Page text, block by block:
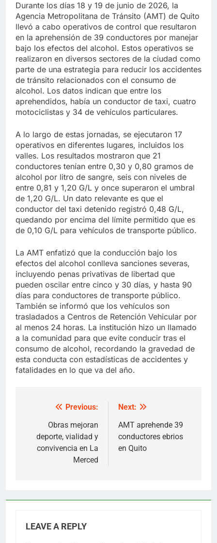
Durante los días 18 y 19 de junio de 2026, la
Agencia Metropolitana de Tránsito (AMT) de Quito
llevó a cabo operativos de control que resultaron
en la aprehensión de 39 conductores por manejar
bajo los efectos del alcohol. Estos operativos se
realizaron en diversos sectores de la ciudad como
parte de una estrategia para reducir los accidentes
de tránsito relacionados con el consumo de
alcohol. Los datos indican que entre los
aprehendidos, había un conductor de taxi, cuatro
motociclistas y 34 de vehículos particulares.
A lo largo de estas jornadas, se ejecutaron 17
operativos en diferentes lugares, incluidos los
valles. Los resultados mostraron que 21
conductores tenían entre 0,30 y 0,80 gramos de
alcohol por litro de sangre, seis con niveles de
entre 0,81 y 1,20 G/L y once superaron el umbral
de 1,20 G/L. Un dato relevante es que el
conductor del taxi detenido registró 0,48 G/L,
quedando por encima del límite permitido que es
de 0,10 G/L para vehículos de transporte público.
La AMT enfatizó que la conducción bajo los
efectos del alcohol conlleva sanciones severas,
incluyendo penas privativas de libertad que
pueden oscilar entre cinco y 30 días, y hasta 90
días para conductores de transporte público.
También se informó que los vehículos son
trasladados a Centros de Retención Vehicular por
al menos 24 horas. La institución hizo un llamado
a la comunidad para que evite conducir tras el
consumo de alcohol, recordando la gravedad de
esta conducta con estadísticas de accidentes y
fatalidades en lo que va del año.
navigation
Previous:
Obras mejoran
deporte, vialidad y
convivencia en La
Merced
Next:
AMT aprehende 39
conductores ebrios
en Quito
LEAVE A REPLY